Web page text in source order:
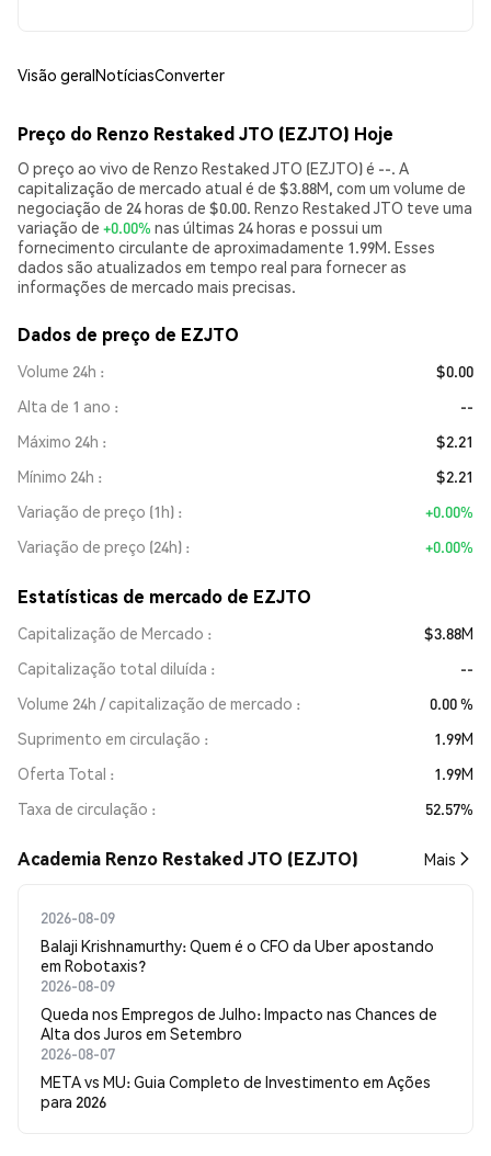
Visão geralNotíciasConverter
Preço do Renzo Restaked JTO (EZJTO) Hoje
O preço ao vivo de Renzo Restaked JTO (EZJTO) é --. A
capitalização de mercado atual é de $3.88M, com um volume de
negociação de 24 horas de $0.00. Renzo Restaked JTO teve uma
variação de +0.00% nas últimas 24 horas e possui um
fornecimento circulante de aproximadamente 1.99M. Esses
dados são atualizados em tempo real para fornecer as
informações de mercado mais precisas.
Dados de preço de EZJTO
Volume 24h
$0.00
Alta de 1 ano
--
Máximo 24h
$2.21
Mínimo 24h
$2.21
Variação de preço (1h)
+0.00%
Variação de preço (24h)
+0.00%
Estatísticas de mercado de EZJTO
Capitalização de Mercado
$3.88M
Capitalização total diluída
--
Volume 24h / capitalização de mercado
0.00 %
Suprimento em circulação
1.99M
Oferta Total
1.99M
Taxa de circulação
52.57%
Academia Renzo Restaked JTO (EZJTO) Mais
2026-08-09
Balaji Krishnamurthy: Quem é o CFO da Uber apostando
em Robotaxis?
2026-08-09
Queda nos Empregos de Julho: Impacto nas Chances de
Alta dos Juros em Setembro
2026-08-07
META vs MU: Guia Completo de Investimento em Ações
para 2026